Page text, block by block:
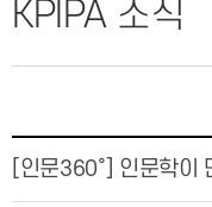
KPIPA 소식
[인문360˚] 인문학이